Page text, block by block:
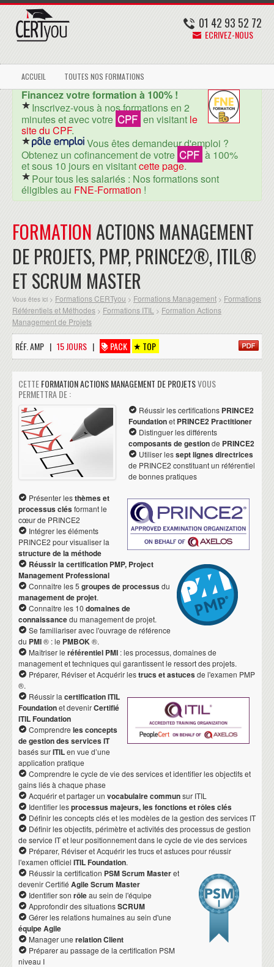
01 42 93 52 72
ECRIVEZ-NOUS
ACCUEIL TOUTES NOS FORMATIONS
Financez votre formation à 100% !
Inscrivez-vous à nos formations en 2
minutes et avec votre CPF en visitant le
site du CPF.
Vous êtes demandeur d'emploi ?
Obtenez un cofinancement de votre CPF à 100%
et sous 10 jours en visitantcette page.
Pour tous les salariés : Nos formations sont
éligibles au FNE-Formation !
FORMATIONACTIONS MANAGEMENT
DE PROJETS, PMP, PRINCE2®, ITIL®
ET SCRUM MASTER
Vous êtes ici > Formations CERTyou > Formations Management > Formations
Référentiels et Méthodes > Formations ITIL > Formation Actions
Management de Projets
RÉF. AMP | 15 JOURS | PACK TOP
CETTEFORMATION ACTIONS MANAGEMENT DE PROJETSVOUS
PERMETTRA DE :
Réussir les certifications PRINCE2
Foundationet PRINCE2 Practitioner
Distinguer les différents
composants de gestionde PRINCE2
Utiliser lessept lignes directrices
de PRINCE2 constituant un référentiel
de bonnes pratiques
Présenter lesthèmes et
processus clésformant le
cœur de PRINCE2
Intégrer les éléments
PRINCE2 pour visualiser la
structure de la méthode
Réussir la certification PMP, Project
Management Professional
Connaitre les 5 groupes de processusdu
management de projet.
Connaitre les 10 domaines de
connaissancedu management de projet.
Se familiariser avec l'ouvrage de référence
du PMI® : le PMBOK®.
Maîtriser le référentiel PMI : les processus, domaines de
management et techniques qui garantissent le ressort des projets.
Préparer, Réviser et Acquérir lestrucs et astucesde l'examen PMP
®.
Réussir la certification ITIL
Foundationet devenirCertifié
ITIL Foundation
Comprendre les concepts
de gestion des services IT
basés surITILen vue d’une
application pratique
Comprendre le cycle de vie des services et identifier les objectifs et
gains liés à chaque phase
Acquérir et partager un vocabulaire communsur ITIL
Identifier lesprocessus majeurs, les fonctions et rôles clés
Définir les concepts clés et les modèles de la gestion des services IT
Définir les objectifs, périmètre et activités des processus de gestion
de service IT et leur positionnement dans le cycle de vie des services
Préparer, Réviser et Acquérir les trucs et astuces pour réussir
l'examen officiel ITIL Foundation.
Réussir la certification PSM Scrum Masteret
devenir Certifié Agile Scrum Master
Identifier son rôleau sein de l'équipe
Approfondir des situationsSCRUM
Gérer les relations humaines au sein d'une
équipe Agile
Manager une relation Client
Préparer au passage de la certification PSM
niveau I